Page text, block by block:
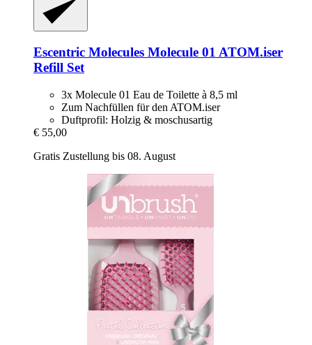
Escentric Molecules Molecule 01 ATOM.iser
Refill Set
3x Molecule 01 Eau de Toilette à 8,5 ml
Zum Nachfüllen für den ATOM.iser
Duftprofil: Holzig & moschusartig
€ 55,00
Gratis Zustellung bis 08. August